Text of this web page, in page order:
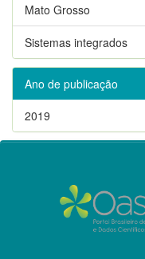
Mato Grosso
Sistemas integrados
Ano de publicação
2019